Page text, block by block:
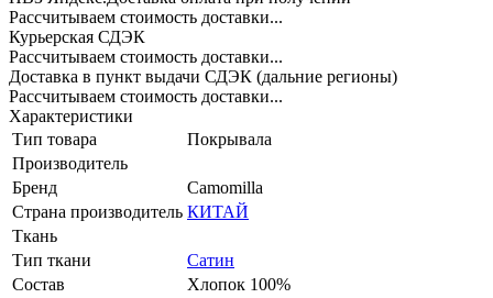
Рассчитываем стоимость доставки...
Курьерская СДЭК
Рассчитываем стоимость доставки...
Доставка в пункт выдачи СДЭК (дальние регионы)
Рассчитываем стоимость доставки...
Характеристики
Тип товара
Покрывала
Производитель
Бренд
Camomilla
Страна производитель КИТАЙ
Ткань
Тип ткани
Сатин
Состав
Хлопок 100%